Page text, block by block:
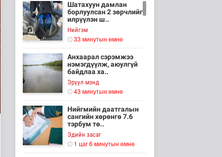
Шатахуун дамлан
борлуулсан 2 зөрчлийг
илрүүлэн ш..
Нийгэм
33 минутын өмнө
Анхаарал сэрэмжээ
нэмэгдүүлж, аюулгүй
байдлаа ха..
Эрүүл мэнд
43 минутын өмнө
Нийгмийн даатгалын
сангийн хөрөнгө 7.6
тэрбум тө..
Эдийн засаг
1 цаг 6 минутын өмнө